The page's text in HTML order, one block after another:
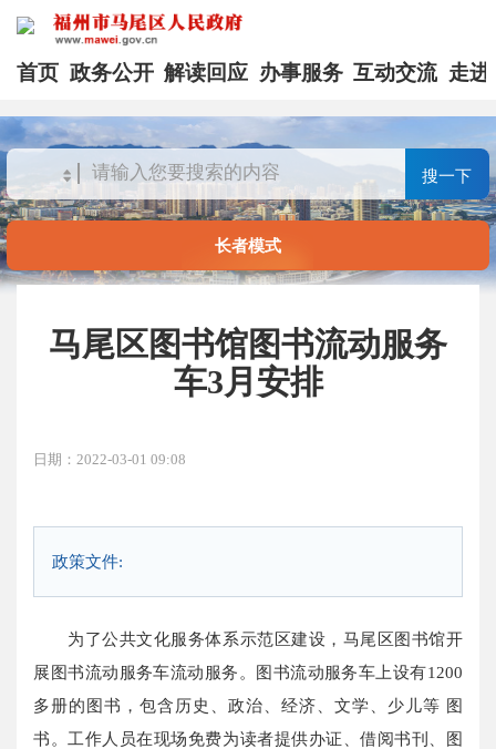
首页 政务公开 解读回应 办事服务 互动交流 走进
搜一下
长者模式
马尾区图书馆图书流动服务
车3月安排
日期：2022-03-01 09:08
政策文件:
为了公共文化服务体系示范区建设，马尾区图书馆开
展图书流动服务车流动服务。图书流动服务车上设有1200
多册的图书，包含历史、政治、经济、文学、少儿等 图
书。工作人员在现场免费为读者提供办证、借阅书刊、图